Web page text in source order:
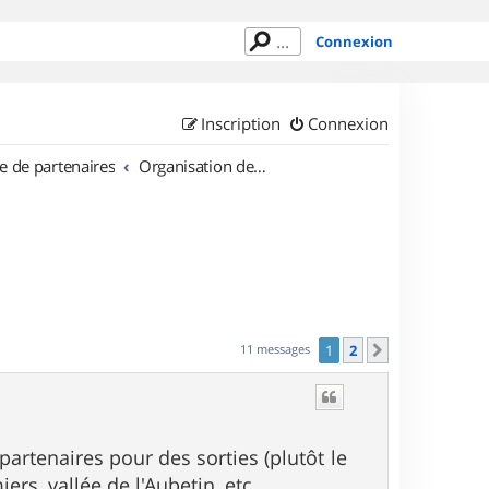
Connexion
Connexion
Inscription
de partenaires Organisation de sorties en région Île de France
11 messages 1 2
pour des sorties (plutôt le